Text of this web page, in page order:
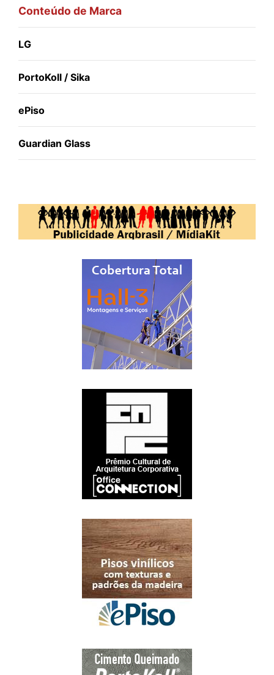
Conteúdo de Marca
LG
PortoKoll / Sika
ePiso
Guardian Glass